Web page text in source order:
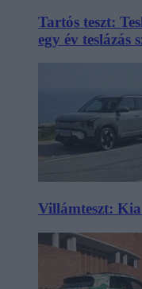
Tartós teszt:
egy év teslázás
Villámteszt: